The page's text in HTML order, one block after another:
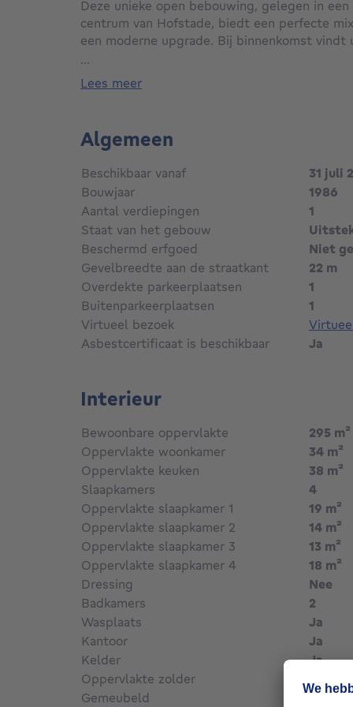
Deze unieke open bebouwing, gelegen in
centrum van Hofstade, biedt een perfecte
een moderne upgrade. Bij binnenkomst vindt
polyvalente aanbouw die ideaal is voor een
afgesloten keuken heeft toegang tot de tuin,
Een extra polyvalente kamer die een vierde
dakverdieping biedt veel potentieel voor
meer informatie of een bezichtiging kunt u
nico@altro-vastgoed.be. Mis deze kans niet
...
lees meer
Algemeen
Beschikbaar vanaf
31 juli
Bouwjaar
1986
Aantal verdiepingen
1
Staat van het gebouw
Beschermd erfgoed
Niet
Gevelbreedte aan de straatkant
22 m
Overdekte parkeerplaatsen
1
Buitenparkeerplaatsen
1
Virtueel bezoek
Asbestcertificaat is beschikbaar
Ja
Interieur
Bewoonbare oppervlakte 295 m²
Oppervlakte woonkamer
34 m²
Oppervlakte keuken
38 m²
Slaapkamers
4
Oppervlakte slaapkamer 1
19 m²
Oppervlakte slaapkamer 2
14 m²
Oppervlakte slaapkamer 3
13 m²
Oppervlakte slaapkamer 4
18 m²
Dressing
Nee
Badkamers
2
Wasplaats
Ja
Kantoor
Ja
Kelder
Ja
Oppervlakte zolder
Gemeubeld
Nee